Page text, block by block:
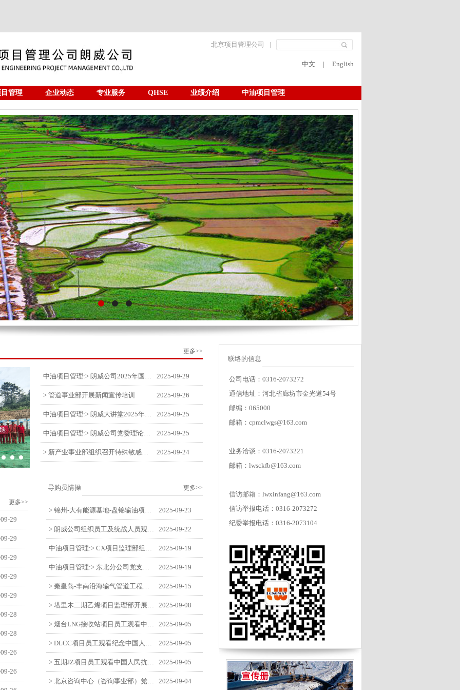
北京项目管理公司 |
中文 | English
管理 企业动态 专业服务 QHSE 业绩介绍 中油项目管理
更多>>
2025-09-29
> 管道事业部开展新闻宣传培训 2025-09-26
2025-09-25
2025-09-25
2025-09-24
更多>>
29
29
29
29
29
28
28
26
26
导购员情操 更多>>
2025-09-23
2025-09-22
2025-09-19
2025-09-19
2025-09-15
2025-09-08
2025-09-05
2025-09-05
2025-09-05
2025-09-04
联络的信息
公司电话：0316-2073272
通信地址：河北省廊坊市金光道54号
邮编：065000
邮箱：cpmclwgs@163.com
业务洽谈：0316-2073221
邮箱：lwsckfb@163.com
信访邮箱：lwxinfang@163.com
信访举报电话：0316-2073272
纪委举报电话：0316-2073104